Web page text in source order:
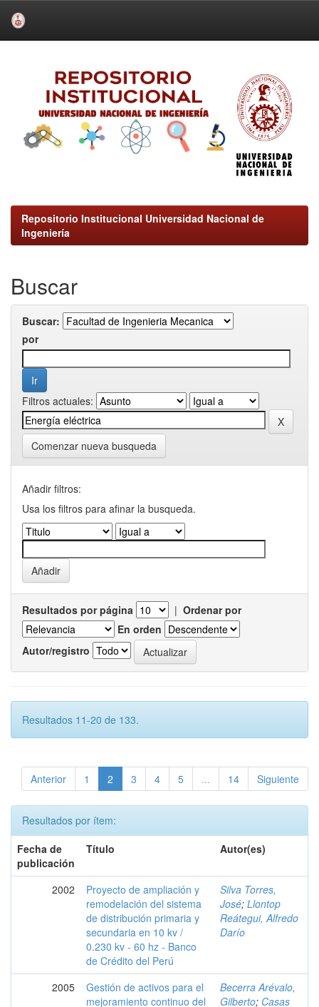
Repositorio Institucional Universidad Nacional de
Ingeniería
Buscar
Buscar:
por
Filtros actuales:
Comenzar nueva busqueda
Añadir filtros:
Usa los filtros para afinar la busqueda.
Resultados por página | Ordenar por
En orden
Autor/registro
Resultados 11-20 de 133.
Anterior 1 2 3 4 5 ... 14 Siguiente
Resultados por ítem:
Fecha de
publicación
Título Autor(es)
2002
Proyecto de ampliación y
remodelación del sistema
de distribución primaria y
secundaria en 10 kv /
0.230 kv - 60 hz - Banco
de Crédito del Perú
Silva Torres,
José; Llontop
Reátegui, Alfredo
Darío
2005
Gestión de activos para el
mejoramiento continuo del
Becerra Arévalo,
Gilberto; Casas